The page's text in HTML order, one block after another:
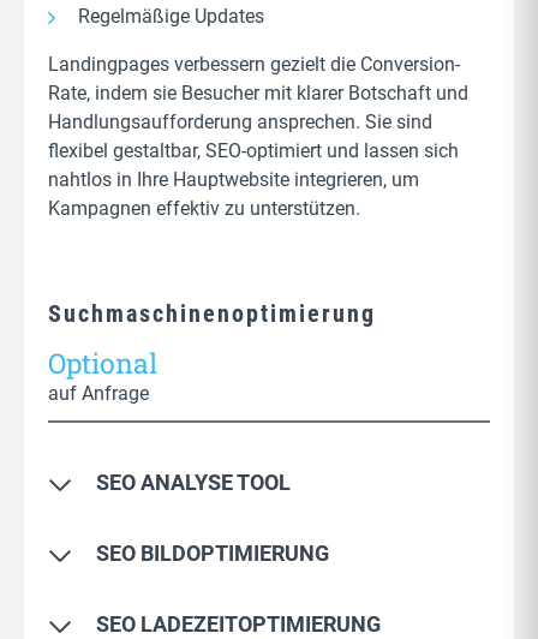
Regelmäßige Updates
Landingpages verbessern gezielt die Conversion-
Rate, indem sie Besucher mit klarer Botschaft und
Handlungsaufforderung ansprechen. Sie sind
flexibel gestaltbar, SEO-optimiert und lassen sich
nahtlos in Ihre Hauptwebsite integrieren, um
Kampagnen effektiv zu unterstützen.
Suchmaschinenoptimierung
Optional
auf Anfrage
SEO ANALYSE TOOL
Keyword Tracking und Ranking
SEO BILDOPTIMIERUNG
SEO LADEZEITOPTIMIERUNG